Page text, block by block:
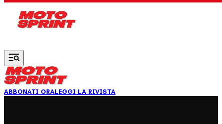
ABBONATI ORALEGGI LA RIVISTA